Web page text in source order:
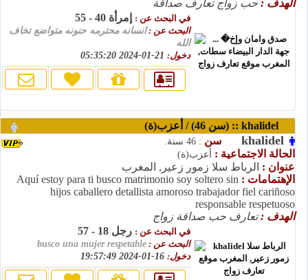
الهدف : حب زواج تعارف صداقة
في البحث عن : إمرأة 40 - 55
البحث عن :انسانه محترمه حنونه متواضع تخاف
الله
دخول:
khalidel سن : 46 سنة.
الحالة الاجتماعية : أعزب(ة)
عنوان : الرباط سلا زمور زعير, المغرب
الإهتمامات : Aquí estoy para ti busco matrimonio soy soltero sin
hijos caballero detallista amoroso trabajador fiel cariñoso
responsable respetuoso
الهدف :تعارف حب صداقة زواج
في البحث عن : رجل 18 - 57
البحث عن : busco una mujer respetable
دخول: